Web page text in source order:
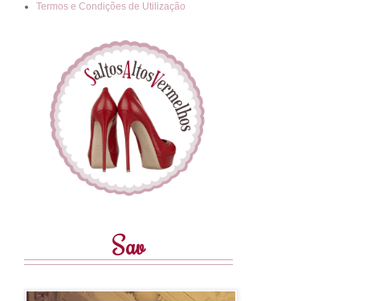
Termos e Condições de Utilização
Sav